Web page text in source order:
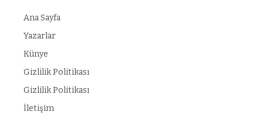
Ana Sayfa
Yazarlar
Künye
Gizlilik Politikası
Gizlilik Politikası
İletişim